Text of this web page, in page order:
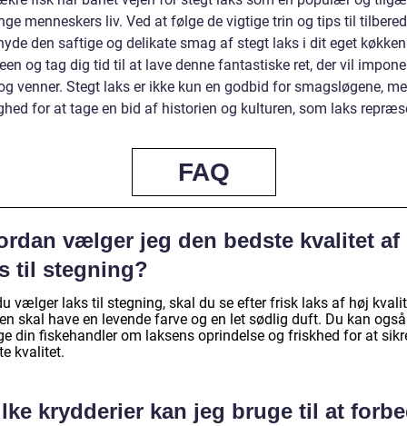
menneskers liv. Ved at følge de vigtige trin og tips til
den saftige og delikate smag af stegt laks i dit eget
og tag dig tid til at lave denne fantastiske ret, der vil
venner. Stegt laks er ikke kun en godbid for smagsløgene,
for at tage en bid af historien og kulturen, som laks
FAQ
vælger jeg den bedste kvalitet af
til stegning?
vælger laks til stegning, skal du se efter frisk laks af høj
skal have en levende farve og en let sødlig duft. Du kan også
din fiskehandler om laksens oprindelse og friskhed for at
kvalitet.
krydderier kan jeg bruge til at